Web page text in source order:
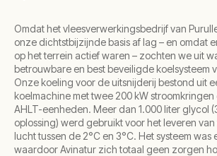
Omdat het vleesverwerkingsbedrijf van
onze dichtstbijzijnde basis af lag – en omdat
op het terrein actief waren – zochten we uit
betrouwbare en best beveiligde koelsysteem
Onze koeling voor de uitsnijderij bestond uit
koelmachine met twee 200 kW
AHLT-eenheden. Meer dan 1.000 liter glycol
oplossing) werd gebruikt voor het leveren
lucht tussen de 2°C en 3°C. Het systeem was
waardoor Avinatur zich totaal geen zorgen